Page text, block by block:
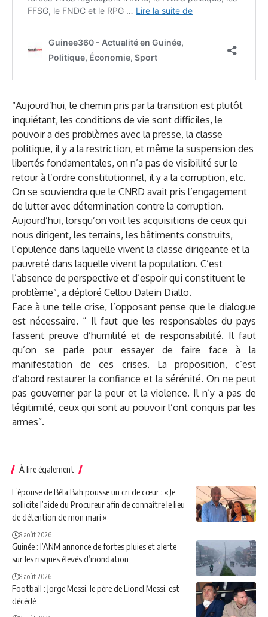
“Aujourd’hui, le chemin pris par la transition est plutôt
inquiétant, les conditions de vie sont difficiles, le
pouvoir a des problèmes avec la presse, la classe
politique, il y a la restriction, et même la suspension des
libertés fondamentales, on n’a pas de visibilité sur le
retour à l’ordre constitutionnel, il y a la corruption, etc.
On se souviendra que le CNRD avait pris l’engagement
de lutter avec détermination contre la corruption.
Aujourd’hui, lorsqu’on voit les acquisitions de ceux qui
nous dirigent, les terrains, les bâtiments construits,
l’opulence dans laquelle vivent la classe dirigeante et la
pauvreté dans laquelle vivent la population. C’est
l’absence de perspective et d’espoir qui constituent le
problème”, a déploré Cellou Dalein Diallo.
Face à une telle crise, l’opposant pense que le dialogue
est nécessaire. “ Il faut que les responsables du pays
fassent preuve d’humilité et de responsabilité. Il faut
qu’on se parle pour essayer de faire face à la
manifestation de ces crises. La proposition, c’est
d’abord restaurer la confiance et la sérénité. On ne peut
pas gouverner par la peur et la violence. Il n’y a pas de
légitimité, ceux qui sont au pouvoir l’ont conquis par les
armes”.
À lire également
L’épouse de Béla Bah pousse un cri de cœur : « Je
sollicite l’aide du Procureur afin de connaître le lieu
de détention de mon mari »
8 août 2026
Guinée : l’ANM annonce de fortes pluies et alerte
sur les risques élevés d’inondation
8 août 2026
Football : Jorge Messi, le père de Lionel Messi, est
décédé